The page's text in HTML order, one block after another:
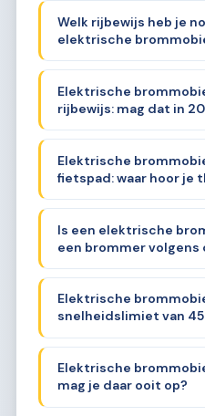
Welk rijbewijs heb je
elektrische
Elektrische
rijbewijs: mag dat in
Elektrische
fietspad: waar hoor je
Is een elektrische
een brommer volgens
Elektrische
snelheidslimiet van
Elektrische
mag je daar ooit op?